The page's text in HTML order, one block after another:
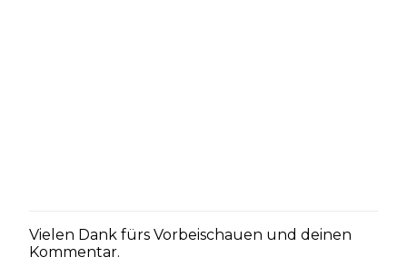
K
o
Vielen Dank fürs Vorbeischauen und deinen
Kommentar.